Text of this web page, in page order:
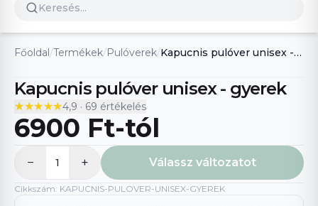
GYIK
Általános szerződési feltételek
Adatvédelmi nyilatkozat
Főoldal /Termékek/Pulóverek/ Kapucnis pulóver unisex - gyerek
Kapucnis pulóver unisex - gyerek
★★★★★
★★★★★4,9 · 69 értékelés
6900 Ft-tól
− 1 + Válassz változatot
Cikkszám: KAPUCNIS-PULOVER-UNISEX-GYEREK